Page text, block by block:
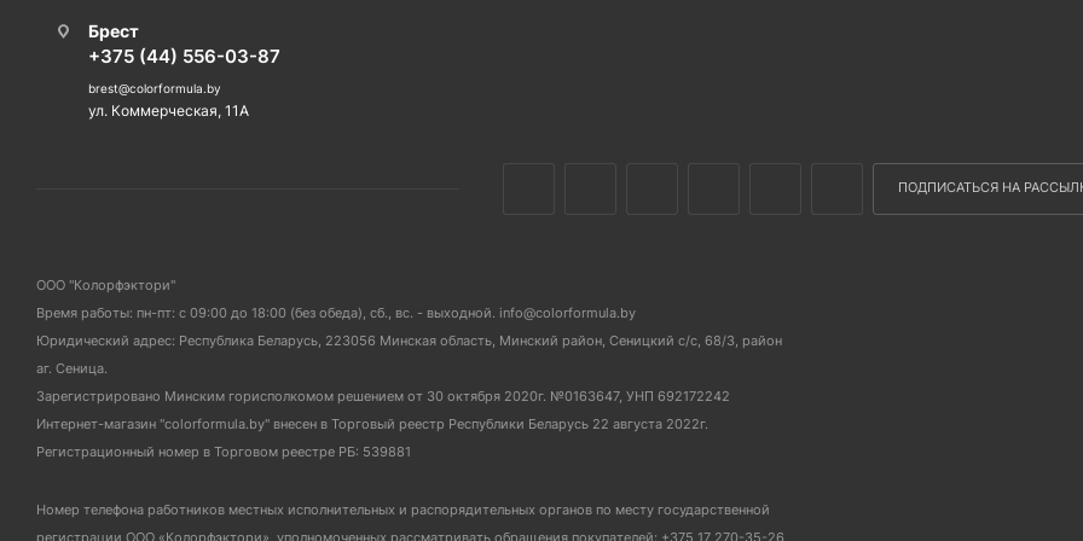
Брест
+375 (44) 556-03-87
brest@colorformula.by
ул. Коммерческая, 11А
ПОДПИСАТЬСЯ НА
ООО "Колорфэктори"
Время работы: пн-пт: с 09:00 до 18:00 (без обеда), сб., вс. - выходной. info@colorformula.by
Юридический адрес: Республика Беларусь, 223056 Минская область, Минский район, Сеницкий с/с, 68/3, район
аг. Сеница.
Зарегистрировано Минским горисполкомом решением от 30 октября 2020г. №0163647, УНП 692172242
Интернет-магазин "colorformula.by" внесен в Торговый реестр Республики Беларусь 22 августа 2022г.
Регистрационный номер в Торговом реестре РБ: 539881
Номер телефона работников местных исполнительных и распорядительных органов по месту государственной
регистрации ООО «Колорфэктори», уполномоченных рассматривать обращения покупателей: +375 17 270-35-26